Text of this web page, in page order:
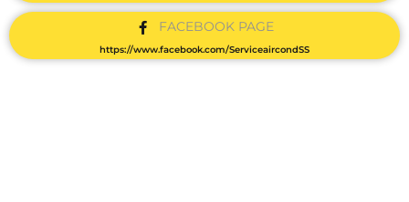
FACEBOOK PAGE
https://www.facebook.com/ServiceaircondSS